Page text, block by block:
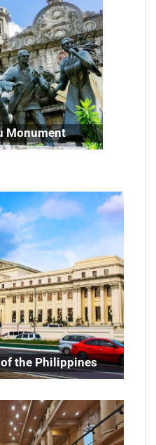
Monument
the Philippines